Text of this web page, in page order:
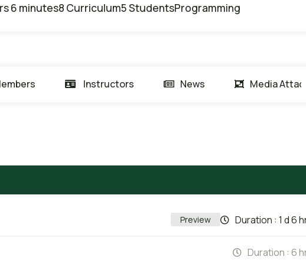
6 minutes8 Curriculum5 StudentsProgramming
Instructors News Media
Preview Duration : 1 d 6
Duration : 6